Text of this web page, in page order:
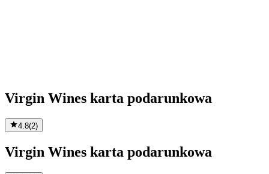
Virgin Wines karta podarunkowa
4.8(2)
Virgin Wines karta podarunkowa